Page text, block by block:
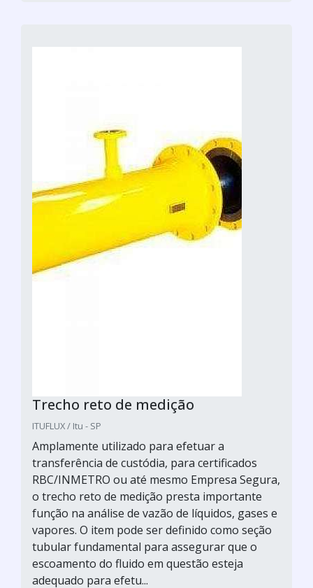
Trecho reto de medição
ITUFLUX / Itu - SP
Amplamente utilizado para efetuar a
transferência de custódia, para certificados
RBC/INMETRO ou até mesmo Empresa Segura,
o trecho reto de medição presta importante
função na análise de vazão de líquidos, gases e
vapores. O item pode ser definido como seção
tubular fundamental para assegurar que o
escoamento do fluido em questão esteja
adequado para efetu...